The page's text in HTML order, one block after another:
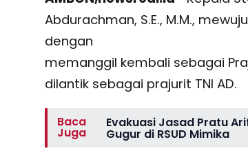
Abdurachman, S.E., M.M.,
dengan
memanggil kembali sebagai
dilantik sebagai prajurit TNI AD.
Baca
Juga
Evakuasi Jasad Pratu
Gugur di RSUD Mimika